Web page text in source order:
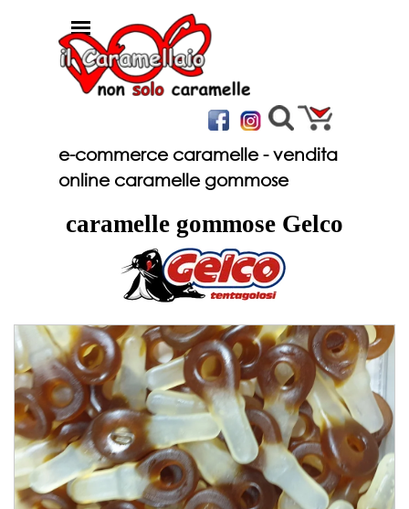
Salta menù
e-commerce caramelle - vendita
online caramelle gommose
caramelle gommose Gelco